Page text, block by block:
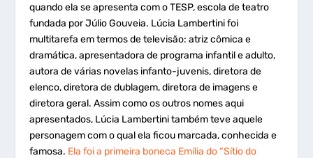
quando ela se apresenta com o TESP, escola de teatro
fundada por Júlio Gouveia. Lúcia Lambertini foi
multitarefa em termos de televisão: atriz cômica e
dramática, apresentadora de programa infantil e adulto,
autora de várias novelas infanto-juvenis, diretora de
elenco, diretora de dublagem, diretora de imagens e
diretora geral. Assim como os outros nomes aqui
apresentados, Lúcia Lambertini também teve aquele
personagem com o qual ela ficou marcada, conhecida e
famosa. Ela foi a primeira boneca Emília do “Sítio do